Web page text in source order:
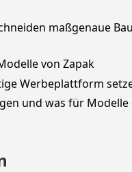
maßgenaue
von Zapak
Werbeplattform
und was für Modelle